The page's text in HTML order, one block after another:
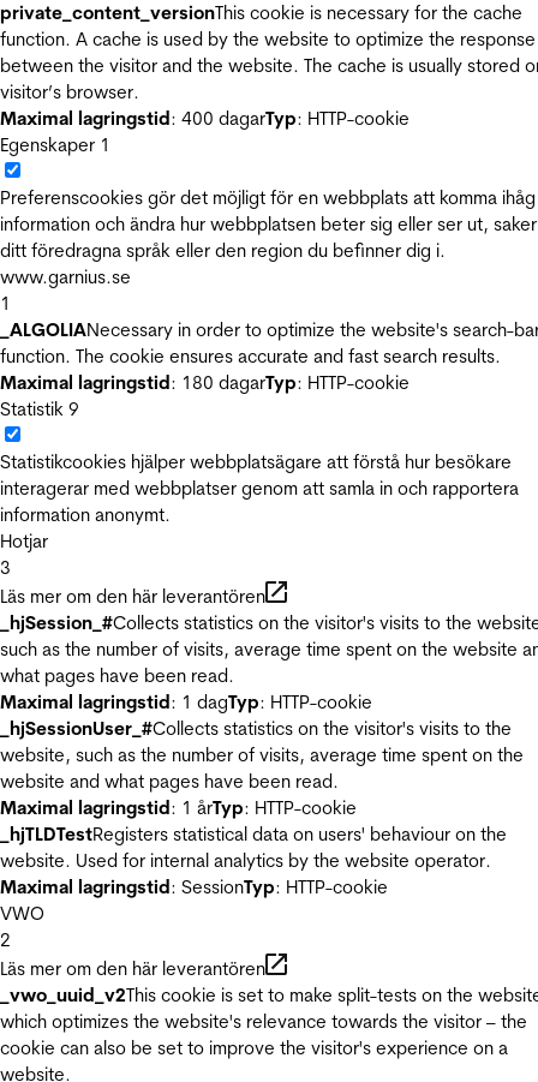
private_content_versionThis cookie is necessary for the cache
function. A cache is used by the website to optimize the
between the visitor and the website. The cache is usually stored
visitor’s browser.
Maximal lagringstid: 400 dagarTyp: HTTP-cookie
Egenskaper 1
Preferenscookies gör det möjligt för en webbplats att komma ihåg
information och ändra hur webbplatsen beter sig eller ser ut,
ditt föredragna språk eller den region du befinner dig i.
www.garnius.se
1
_ALGOLIANecessary in order to optimize the website's search-
function. The cookie ensures accurate and fast search results.
Maximal lagringstid: 180 dagarTyp: HTTP-cookie
Statistik 9
Statistikcookies hjälper webbplatsägare att förstå hur besökare
interagerar med webbplatser genom att samla in och rapportera
information anonymt.
Hotjar
3
Läs mer om den här leverantören
_hjSession_#Collects statistics on the visitor's visits to the
such as the number of visits, average time spent on the website
what pages have been read.
Maximal lagringstid: 1 dagTyp: HTTP-cookie
_hjSessionUser_#Collects statistics on the visitor's visits to the
website, such as the number of visits, average time spent on the
website and what pages have been read.
Maximal lagringstid: 1 årTyp: HTTP-cookie
_hjTLDTestRegisters statistical data on users' behaviour on the
website. Used for internal analytics by the website operator.
Maximal lagringstid: SessionTyp: HTTP-cookie
VWO
2
Läs mer om den här leverantören
_vwo_uuid_v2This cookie is set to make split-tests on the
which optimizes the website's relevance towards the visitor – the
cookie can also be set to improve the visitor's experience on a
website.